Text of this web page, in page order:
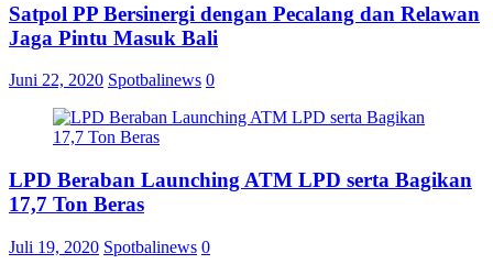
Satpol PP Bersinergi dengan Pecalang dan Relawan
Jaga Pintu Masuk Bali
Juni 22, 2020 Spotbalinews 0
LPD Beraban Launching ATM LPD serta Bagikan
17,7 Ton Beras
Juli 19, 2020 Spotbalinews 0